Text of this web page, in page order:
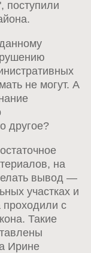
поступили
не могут. А
другое?
на
вывод —
участках и
проходили с
Такие
Ирине